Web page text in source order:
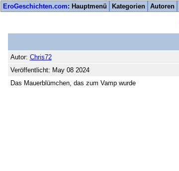
EroGeschichten.com: Hauptmenü Kategorien Autoren
Autor: Chris72
Veröffentlicht: May 08 2024
Das Mauerblümchen, das zum Vamp wurde